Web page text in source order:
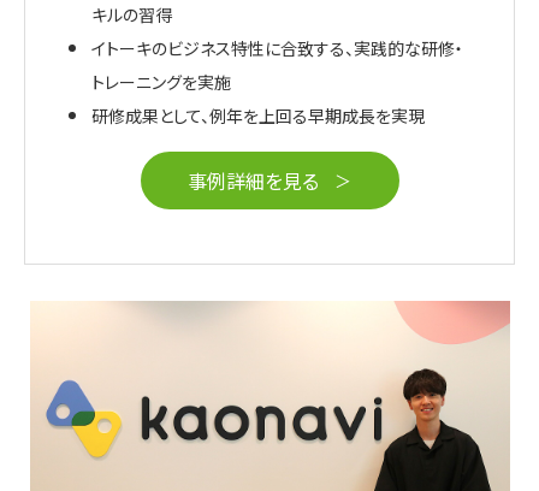
キルの習得
イトーキのビジネス特性に合致する、実践的な研修・
トレーニングを実施
研修成果として、例年を上回る早期成長を実現
事例詳細を見る